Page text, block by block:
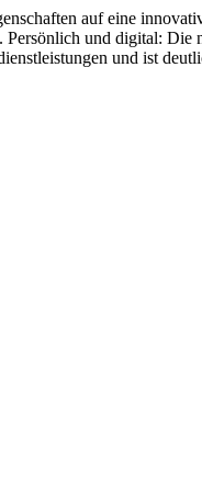
auf eine
und digital:
und ist